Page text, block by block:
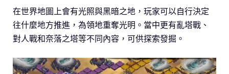
在世界地圖上會有光照與黑暗之地，玩家可以自行決定
往什麼地方推進，為領地重奪光明。當中更有亂塔戰、
對人戰和奈落之塔等不同內容，可供探索發掘。